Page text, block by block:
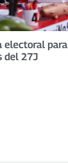
electoral para
del 27J